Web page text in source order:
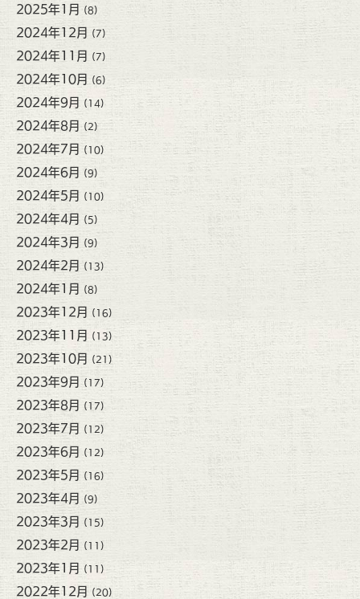
2025年1月 (8)
2024年12月 (7)
2024年11月 (7)
2024年10月 (6)
2024年9月 (14)
2024年8月 (2)
2024年7月 (10)
2024年6月 (9)
2024年5月 (10)
2024年4月 (5)
2024年3月 (9)
2024年2月 (13)
2024年1月 (8)
2023年12月 (16)
2023年11月 (13)
2023年10月 (21)
2023年9月 (17)
2023年8月 (17)
2023年7月 (12)
2023年6月 (12)
2023年5月 (16)
2023年4月 (9)
2023年3月 (15)
2023年2月 (11)
2023年1月 (11)
2022年12月 (20)